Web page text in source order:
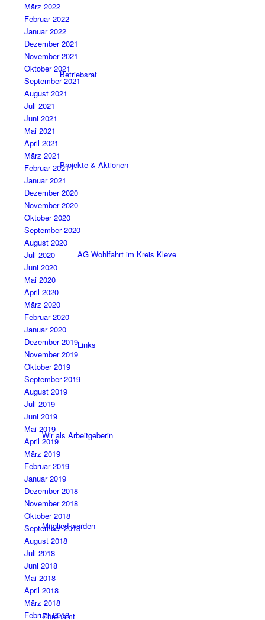
Betriebsrat
Projekte & Aktionen
AG Wohlfahrt im Kreis Kleve
Links
Wir als Arbeitgeberin
Mitglied werden
Ehrenamt
März 2022
Februar 2022
Januar 2022
Dezember 2021
November 2021
Oktober 2021
September 2021
August 2021
Juli 2021
Juni 2021
Mai 2021
April 2021
März 2021
Februar 2021
Januar 2021
Dezember 2020
November 2020
Oktober 2020
September 2020
August 2020
Juli 2020
Juni 2020
Mai 2020
April 2020
März 2020
Februar 2020
Januar 2020
Dezember 2019
November 2019
Oktober 2019
September 2019
August 2019
Juli 2019
Juni 2019
Mai 2019
April 2019
März 2019
Februar 2019
Januar 2019
Dezember 2018
November 2018
Oktober 2018
September 2018
August 2018
Juli 2018
Juni 2018
Mai 2018
April 2018
März 2018
Februar 2018